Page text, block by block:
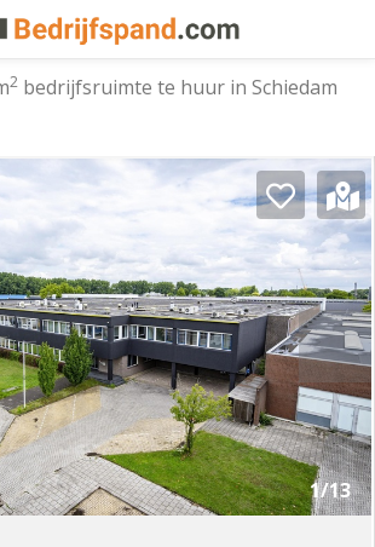
2bedrijfsruimte te huur in Schiedam
1/13